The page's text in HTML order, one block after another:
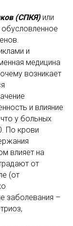
(СПКЯ)или
и
медицина
возникает
и влияние
у больных
По крови
влияет на
от
(от
заболевания –